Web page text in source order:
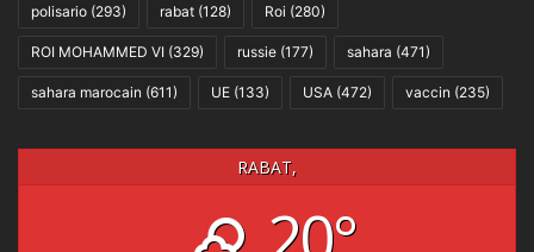
polisario (293) rabat (128) Roi (280)
ROI MOHAMMED VI (329) russie (177) sahara (471)
sahara marocain (611) UE (133) USA (472) vaccin (235)
RABAT,